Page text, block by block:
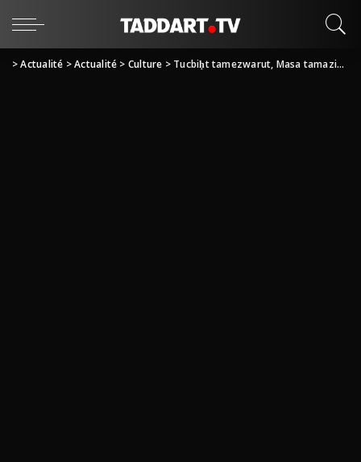
>Actualité >Actualité > Culture > Tucbiḥt tamezwarut, Masa tamaziɣt, « Miss BERBÈRE, d Masa MElissa Kherffallah